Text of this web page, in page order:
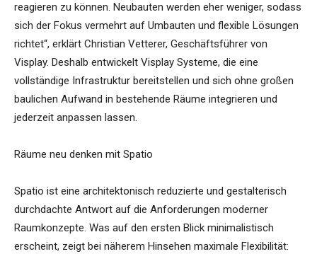
reagieren zu können. Neubauten werden eher weniger, sodass
sich der Fokus vermehrt auf Umbauten und flexible Lösungen
richtet“, erklärt Christian Vetterer, Geschäftsführer von
Visplay. Deshalb entwickelt Visplay Systeme, die eine
vollständige Infrastruktur bereitstellen und sich ohne großen
baulichen Aufwand in bestehende Räume integrieren und
jederzeit anpassen lassen.
Räume neu denken mit Spatio
Spatio ist eine architektonisch reduzierte und gestalterisch
durchdachte Antwort auf die Anforderungen moderner
Raumkonzepte. Was auf den ersten Blick minimalistisch
erscheint, zeigt bei näherem Hinsehen maximale Flexibilität: